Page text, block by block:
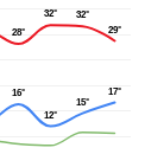
28°
32°
32°
29°
16°
12°
15°
17°